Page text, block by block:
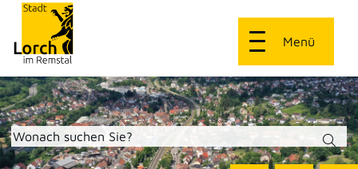
Menü